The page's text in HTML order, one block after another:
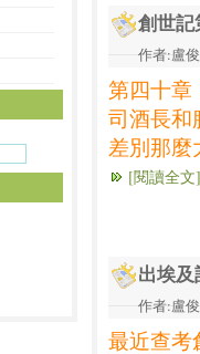
創世記
作者:盧
第四十章
司酒長和
差別那麼
[閱讀全文]
出埃及
作者:盧
最近查考